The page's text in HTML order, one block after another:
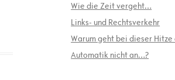
Wie die Zeit vergeht…
Links- und Rechtsverkehr
Warum geht bei dieser
Automatik nicht an…?